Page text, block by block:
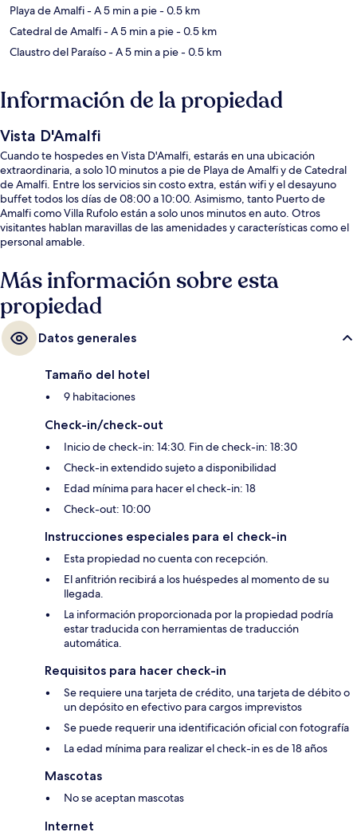
Playa de Amalfi- A 5 min a pie- 0.5 km
Catedral de Amalfi- A 5 min a pie- 0.5 km
Claustro del Paraíso- A 5 min a pie- 0.5 km
Información de la propiedad
Vista D'Amalfi
Cuando te hospedes en Vista D'Amalfi, estarás en una ubicación
extraordinaria, a solo 10 minutos a pie de Playa de Amalfi y de Catedral
de Amalfi. Entre los servicios sin costo extra, están wifi y el desayuno
buffet todos los días de 08:00 a 10:00. Asimismo, tanto Puerto de
Amalfi como Villa Rufolo están a solo unos minutos en auto. Otros
visitantes hablan maravillas de las amenidades y características como el
personal amable.
Más información sobre esta
propiedad
Datos generales
Tamaño del hotel
9 habitaciones
Check-in/check-out
Inicio de check-in: 14:30. Fin de check-in: 18:30
Check-in extendido sujeto a disponibilidad
Edad mínima para hacer el check-in: 18
Check-out: 10:00
Instrucciones especiales para el check-in
Esta propiedad no cuenta con recepción.
El anfitrión recibirá a los huéspedes al momento de su
llegada.
La información proporcionada por la propiedad podría
estar traducida con herramientas de traducción
automática.
Requisitos para hacer check-in
Se requiere una tarjeta de crédito, una tarjeta de débito o
un depósito en efectivo para cargos imprevistos
Se puede requerir una identificación oficial con fotografía
La edad mínima para realizar el check-in es de 18 años
Mascotas
No se aceptan mascotas
Internet